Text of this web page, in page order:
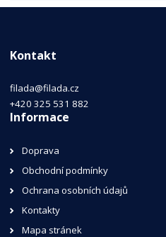
Kontakt
filada@filada.cz
+420 325 531 882
Informace
Doprava
Obchodní podmínky
Ochrana osobních údajů
Kontakty
Mapa stránek